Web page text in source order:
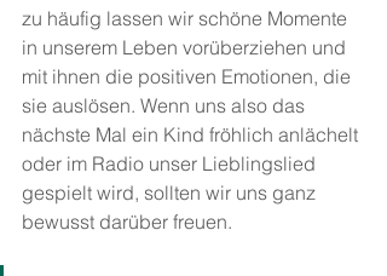
zu häufig lassen wir schöne Momente
in unserem Leben vorüberziehen und
mit ihnen die positiven Emotionen, die
sie auslösen. Wenn uns also das
nächste Mal ein Kind fröhlich anlächelt
oder im Radio unser Lieblingslied
gespielt wird, sollten wir uns ganz
bewusst darüber freuen.